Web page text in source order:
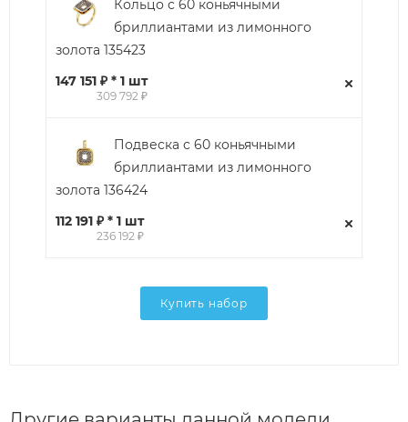
Кольцо с 60 коньячными
бриллиантами из лимонного
золота 135423
147 151 ₽ * 1 шт
309 792 ₽
Подвеска с 60 коньячными
бриллиантами из лимонного
золота 136424
112 191 ₽ * 1 шт
236 192 ₽
Купить набор